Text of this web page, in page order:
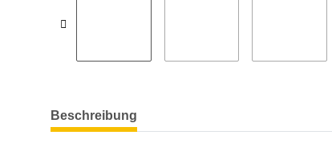
Beschreibung